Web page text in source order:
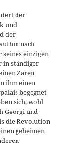
der
und
der
nach
einzigen
in ständiger
Zaren
ihm einen
begegnet
sich, wohl
Georgi und
die Revolution
geheimen